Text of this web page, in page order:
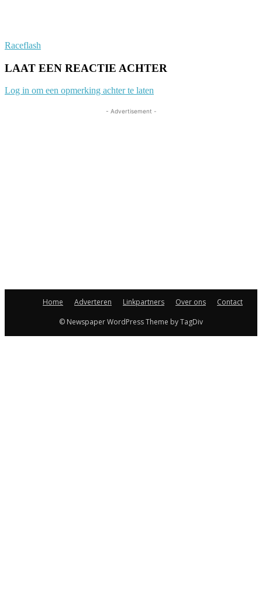
Raceflash
LAAT EEN REACTIE ACHTER
Log in om een opmerking achter te laten
- Advertisement -
Home Adverteren Linkpartners Over ons
Contact
© Newspaper WordPress Theme by TagDiv